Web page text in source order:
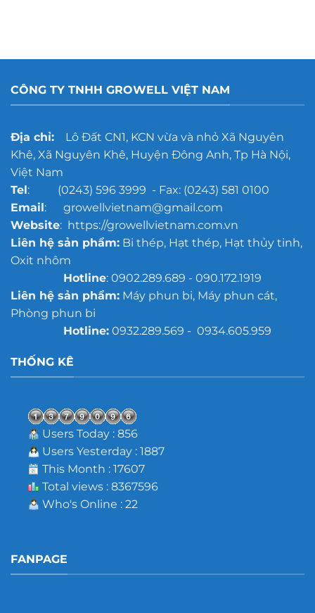
decal:
nào
tốt
CÔNG TY TNHH GROWELL VIỆT NAM
Địa chỉ:Lô Đất CN1, KCN vừa và nhỏ Xã Nguyên
Khê, Xã Nguyên Khê, Huyện Đông Anh, Tp Hà Nội,
Việt Nam
Tel: (0243) 596 3999 - Fax: (0243) 581 0100
Email: growellvietnam@gmail.com
Website: https://growellvietnam.com.vn
Liên hệ sản phẩm:Bi thép, Hạt thép, Hạt thủy tinh,
Oxit nhôm
Hotline: 0902.289.689 - 090.172.1919
Liên hệ sản phẩm:Máy phun bi, Máy phun cát,
Phòng phun bi
Hotline:0932.289.569 - 0934.605.959
THỐNG KÊ
Users Today : 856
Users Yesterday : 1887
This Month : 17607
Total views : 8367596
Who's Online : 22
FANPAGE